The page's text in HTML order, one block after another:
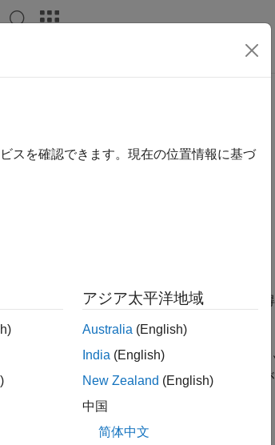
サーバーの実行インスタンスへの参照を取得
はサーバー オブジェクトが登録されていな
実行中の場合、オペレーティング システム
スを確認できます。現在の位置情報に基づ
アジア太平洋地域
Australia (English)
India (English)
New Zealand (English)
中国
简体中文